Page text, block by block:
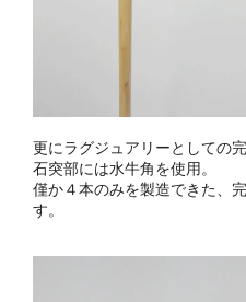
更にラグジュアリーとしての
石突部には水牛角を使用。
僅か４本のみを製造できた、
す。